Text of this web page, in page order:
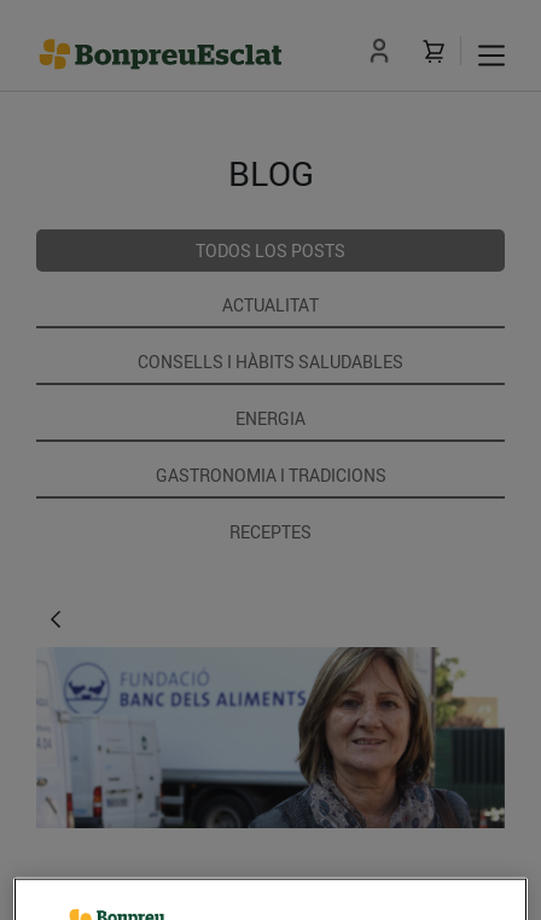
BLOG
TODOS LOS POSTS
ACTUALITAT
CONSELLS I HÀBITS SALUDABLES
ENERGIA
GASTRONOMIA I TRADICIONS
RECEPTES
ACTUALIDAD